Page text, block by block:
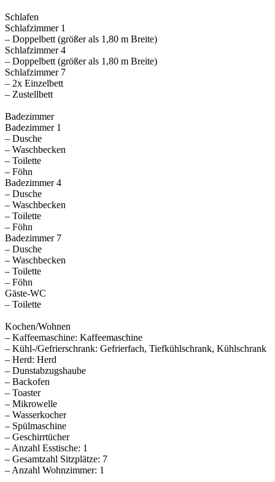
Schlafen
Schlafzimmer 1
– Doppelbett (größer als 1,80 m Breite)
Schlafzimmer 4
– Doppelbett (größer als 1,80 m Breite)
Schlafzimmer 7
– 2x Einzelbett
– Zustellbett
Badezimmer
Badezimmer 1
– Dusche
– Waschbecken
– Toilette
– Föhn
Badezimmer 4
– Dusche
– Waschbecken
– Toilette
– Föhn
Badezimmer 7
– Dusche
– Waschbecken
– Toilette
– Föhn
Gäste-WC
– Toilette
Kochen/Wohnen
– Kaffeemaschine: Kaffeemaschine
– Kühl-/Gefrierschrank: Gefrierfach, Tiefkühlschrank, Kühlschrank
– Herd: Herd
– Dunstabzugshaube
– Backofen
– Toaster
– Mikrowelle
– Wasserkocher
– Spülmaschine
– Geschirrtücher
– Anzahl Esstische: 1
– Gesamtzahl Sitzplätze: 7
– Anzahl Wohnzimmer: 1